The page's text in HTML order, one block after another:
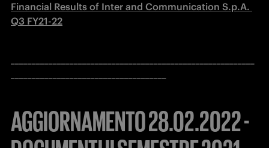
Financial Results of Inter and Communication S.p.A.
Q3 FY21-22
AGGIORNAMENTO 28.02.2022 -